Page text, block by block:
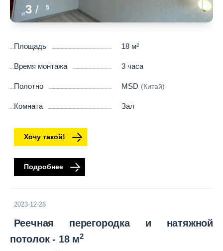
3 / 5
Площадь 18 м2
Время монтажа 3 часа
Полотно MSD (Китай)
Комната Зал
Хочу такой!
Подробнее
2023-12-26
Реечная перегородка и натяжной
потолок - 18 м2